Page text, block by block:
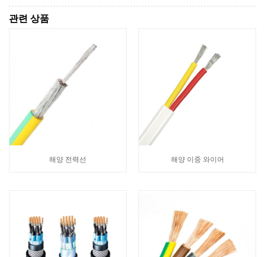
관련 상품
해양 전력선 해양 이중 와이어